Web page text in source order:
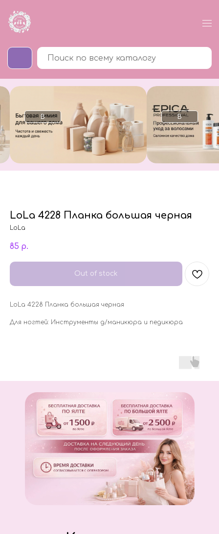
В
каталог
В
каталог
LoLa 4228 Планка большая черная
LoLa
85 р.
Out of stock
LoLa 4228 Планка большая черная
Для ногтей: Инструменты д/маникюра и педикюра